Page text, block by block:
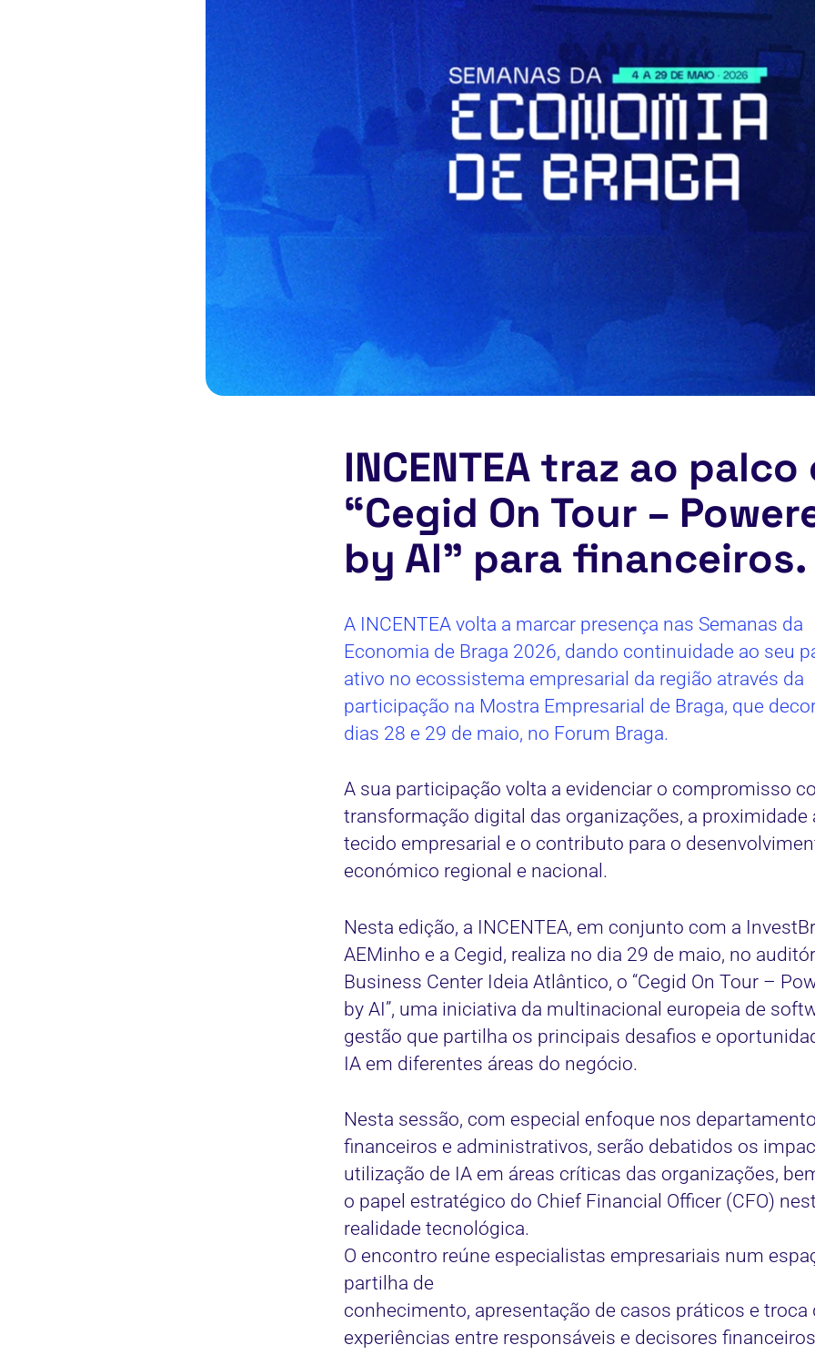
INCENTEA traz ao palco
“Cegid On Tour –
by AI” para financeiros.
A INCENTEA volta a marcar presença nas Semanas da
Economia de Braga 2026, dando continuidade ao seu
ativo no ecossistema empresarial da região através da
participação na Mostra Empresarial de Braga, que
dias 28 e 29 de maio, no Forum Braga.
A sua participação volta a evidenciar o compromisso
transformação digital das organizações, a proximidade
tecido empresarial e o contributo para o
económico regional e nacional.
Nesta edição, a INCENTEA, em conjunto com a
AEMinho e a Cegid, realiza no dia 29 de maio, no
Business Center Ideia Atlântico, o “Cegid On Tour –
by AI”, uma iniciativa da multinacional europeia de
gestão que partilha os principais desafios e
IA em diferentes áreas do negócio.
Nesta sessão, com especial enfoque nos
financeiros e administrativos, serão debatidos os
utilização de IA em áreas críticas das organizações,
o papel estratégico do Chief Financial Officer (CFO)
realidade tecnológica.
O encontro reúne especialistas empresariais num
partilha de
conhecimento, apresentação de casos práticos e troca
experiências entre responsáveis e decisores